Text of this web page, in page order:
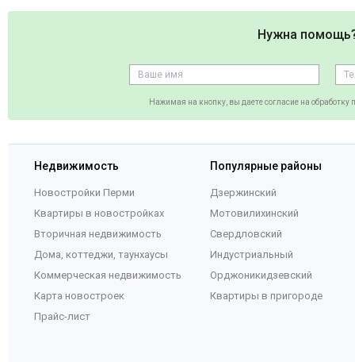
Нужна
Нажимая на кнопку, вы даете согласие на
Недвижимость
Новостройки Перми
Квартиры в новостройках
Вторичная недвижимость
Дома, коттеджи, таунхаусы
Коммерческая недвижимость
Карта новостроек
Прайс-лист
Популярные районы
Дзержинский
Мотовилихинский
Свердловский
Индустриальный
Орджоникидзевский
Квартиры в пригороде